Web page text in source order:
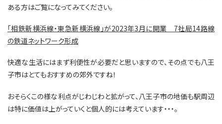
ある方はご覧になってみてください。
「相鉄新横浜線・東急新横浜線」が2023年3月に開業 7社局14路線
の鉄道ネットワーク形成
快適な生活にはまず利便性が必要だと思いますので、その点でも八王
子市はとてもおすすめの郊外ですね！
おそらくこの様な利点がじわじわと拡がって、八王子市の地価も駅周辺
は特に価値は上がっていくと個人的には考えています・・・。